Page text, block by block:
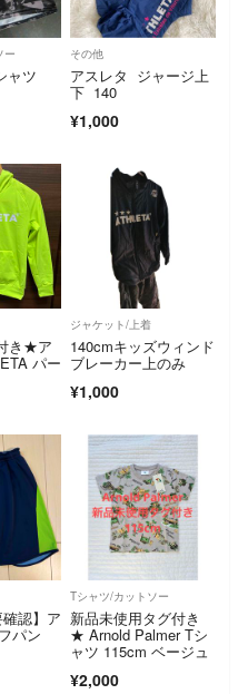
ー
ャツ
その他
アスレタ ジャージ上
下 140
¥1,000
き★ア
パー
ジャケット/上着
140cmキッズウィンド
ブレーカー上のみ
¥1,000
確認】ア
パン
Tシャツ/カットソー
新品未使用タグ付き
★ Arnold Palmer Tシ
ャツ 115cm ベージュ
¥2,000